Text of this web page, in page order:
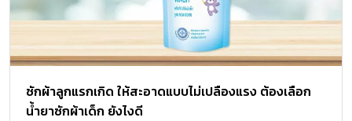
ซักผ้าลูกแรกเกิด ให้สะอาดแบบไม่เปลืองแรง ต้องเลือก
น้ำยาซักผ้าเด็ก ยังไงดี